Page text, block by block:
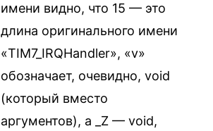
имени видно, что 15 — это
длина оригинального имени
«TIM7_IRQHandler», «v»
обозначает, очевидно, void
(который вместо
аргументов), а _Z — void,